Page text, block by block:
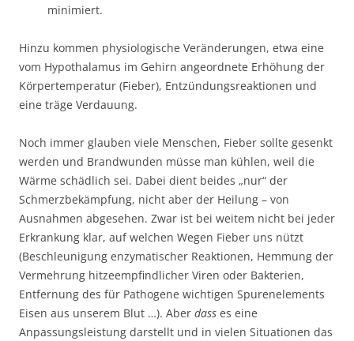
minimiert.
Hinzu kommen physiologische Veränderungen, etwa eine
vom Hypothalamus im Gehirn angeordnete Erhöhung der
Körpertemperatur (Fieber), Entzündungsreaktionen und
eine träge Verdauung.
Noch immer glauben viele Menschen, Fieber sollte gesenkt
werden und Brandwunden müsse man kühlen, weil die
Wärme schädlich sei. Dabei dient beides „nur“ der
Schmerzbekämpfung, nicht aber der Heilung – von
Ausnahmen abgesehen. Zwar ist bei weitem nicht bei jeder
Erkrankung klar, auf welchen Wegen Fieber uns nützt
(Beschleunigung enzymatischer Reaktionen, Hemmung der
Vermehrung hitzeempfindlicher Viren oder Bakterien,
Entfernung des für Pathogene wichtigen Spurenelements
Eisen aus unserem Blut …). Aber dass es eine
Anpassungsleistung darstellt und in vielen Situationen das